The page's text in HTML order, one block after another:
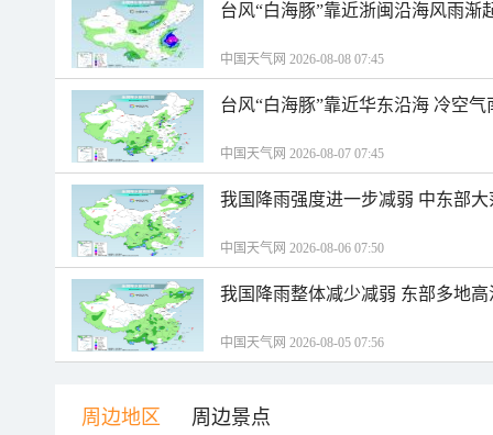
台风“白海豚”靠近浙闽沿海风雨渐
中国天气网 2026-08-08 07:45
台风“白海豚”靠近华东沿海 冷空
中国天气网 2026-08-07 07:45
我国降雨强度进一步减弱 中东部
中国天气网 2026-08-06 07:50
我国降雨整体减少减弱 东部多地
中国天气网 2026-08-05 07:56
周边地区 周边景点